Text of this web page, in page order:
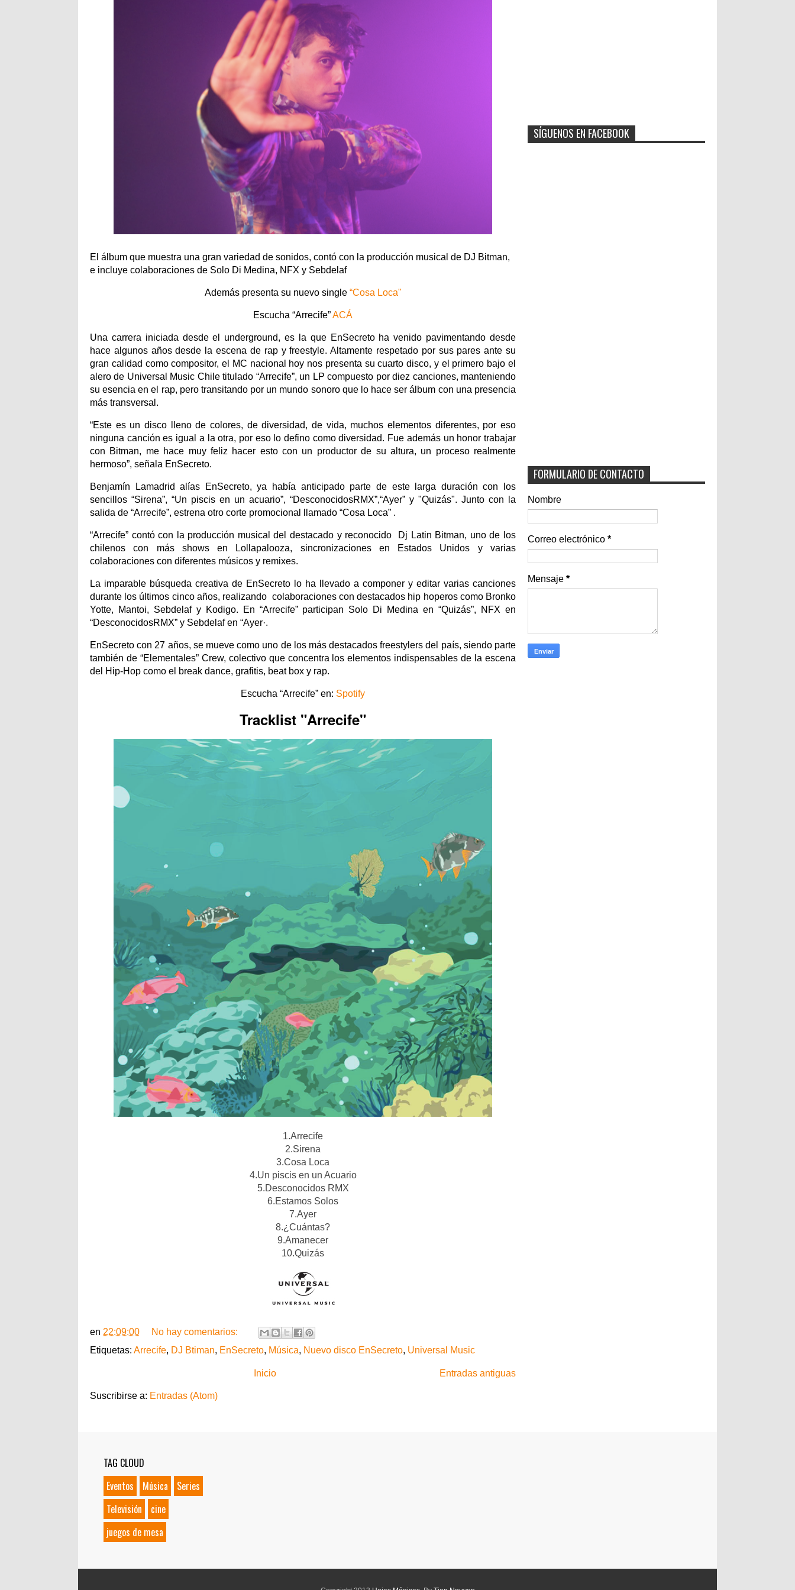
El álbum que muestra una gran variedad de sonidos, contó con la producción musical de DJ Bitman,
e incluye colaboraciones de Solo Di Medina, NFX y Sebdelaf
Además presenta su nuevo single “Cosa Loca"
Escucha “Arrecife”ACÁ
Una carrera iniciada desde el underground, es la que EnSecreto ha venido pavimentando desde
hace algunos años desde la escena de rap y freestyle. Altamente respetado por sus pares ante su
gran calidad como compositor, el MC nacional hoy nos presenta su cuarto disco, y el primero bajo el
alero de Universal Music Chile titulado “Arrecife”, un LP compuesto por diez canciones, manteniendo
su esencia en el rap, pero transitando por un mundo sonoro que lo hace ser álbum con una presencia
más transversal.
“Este es un disco lleno de colores, de diversidad, de vida, muchos elementos diferentes, por eso
ninguna canción es igual a la otra, por eso lo defino como diversidad. Fue además un honor trabajar
con Bitman, me hace muy feliz hacer esto con un productor de su altura, un proceso realmente
hermoso”, señala EnSecreto.
Benjamín Lamadrid alías EnSecreto, ya había anticipado parte de este larga duración con los
sencillos “Sirena”, “Un piscis en un acuario”, “DesconocidosRMX”,“Ayer” y "Quizás". Junto con la
salida de “Arrecife”, estrena otro corte promocional llamado “Cosa Loca” .
“Arrecife” contó con la producción musical del destacado y reconocido
Dj Latin Bitman, uno de los
chilenos con más shows en Lollapalooza, sincronizaciones en Estados Unidos y varias
colaboraciones con diferentes músicos y remixes.
La imparable búsqueda creativa de EnSecreto lo ha llevado a componer y editar varias canciones
durante los últimos cinco años, realizando colaboraciones con destacados hip hoperos como Bronko
Yotte, Mantoi, Sebdelaf y Kodigo. En “Arrecife” participan Solo Di Medina en “Quizás”, NFX en
“DesconocidosRMX” y Sebdelaf en “Ayer·.
EnSecreto con 27 años, se mueve como uno de los más destacados freestylers del país, siendo parte
también de “Elementales” Crew, colectivo que concentra los elementos indispensables de la escena
del Hip-Hop como el break dance, grafitis, beat box y rap.
Escucha “Arrecife” en: Spotify
Tracklist "Arrecife"
1.Arrecife
2.Sirena
3.Cosa Loca
4.Un piscis en un Acuario
5.Desconocidos RMX
6.Estamos Solos
7.Ayer
8.¿Cuántas?
9.Amanecer
10.Quizás
en 22:09:00
No hay comentarios:
Etiquetas: Arrecife, DJ Btiman, EnSecreto, Música, Nuevo disco EnSecreto, Universal Music
Entradas antiguas
Inicio
Suscribirse a: Entradas (Atom)
SÍGUENOS EN FACEBOOK
FORMULARIO DE CONTACTO
Nombre
Correo electrónico *
Mensaje *
TAG CLOUD
Eventos
Música
Series
Televisión
cine
juegos de mesa